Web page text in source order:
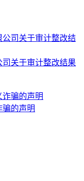
关于审计整改结果
的声明